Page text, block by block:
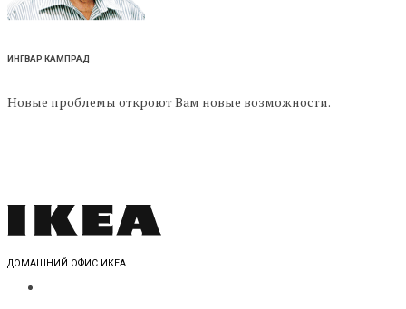
ИНГВАР КАМПРАД
Новые проблемы откроют Вам новые возможности.
ДОМАШНИЙ ОФИС ИКЕА